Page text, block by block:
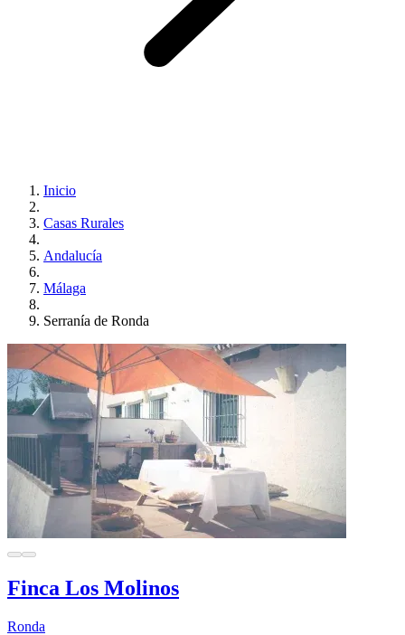
Inicio
Casas Rurales
Andalucía
Málaga
Serranía de Ronda
Finca Los Molinos
Ronda